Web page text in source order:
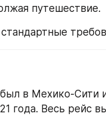
путешествие.
в Мехико-Сити
года. Весь рейс